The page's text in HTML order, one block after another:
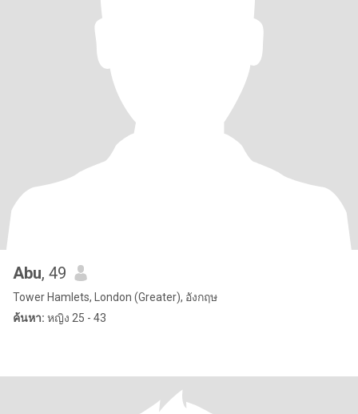
Abu, 49
Tower Hamlets, London (Greater), อังกฤษ
ค้นหา: หญิง 25 - 43